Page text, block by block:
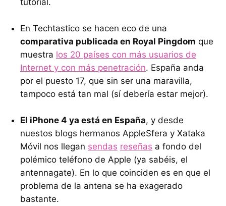
En Techtastico se hacen eco de una
comparativa publicada en Royal Pingdom que
muestra los 20 países con más usuarios de
Internet y con más penetración. España anda
por el puesto 17, que sin ser una maravilla,
tampoco está tan mal (sí debería estar mejor).
El iPhone 4 ya está en España, y desde
nuestos blogs hermanos AppleSfera y Xataka
Móvil nos llegan sendas reseñas a fondo del
polémico teléfono de Apple (ya sabéis, el
antennagate). En lo que coinciden es en que el
problema de la antena se ha exagerado
bastante.